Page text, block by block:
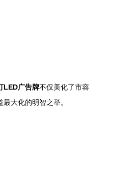
LED广告牌不仅美化了市容
大化的明智之举。